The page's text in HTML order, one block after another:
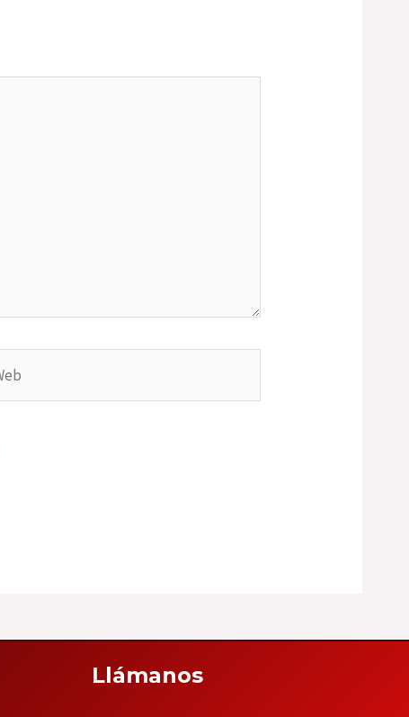
Llámanos